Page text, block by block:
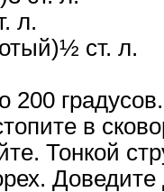
л.
ст. л.
200 градусов.
в
Тонкой